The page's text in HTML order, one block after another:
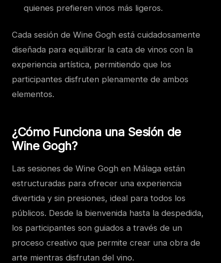
quienes prefieren vinos más ligeros.
Cada sesión de Wine Gogh está cuidadosamente
diseñada para equilibrar la cata de vinos con la
experiencia artística, permitiendo que los
participantes disfruten plenamente de ambos
elementos.
¿Cómo Funciona una Sesión de
Wine Gogh?
Las sesiones de Wine Gogh en Málaga están
estructuradas para ofrecer una experiencia
divertida y sin presiones, ideal para todos los
públicos. Desde la bienvenida hasta la despedida,
los participantes son guiados a través de un
proceso creativo que permite crear una obra de
arte mientras disfrutan del vino.